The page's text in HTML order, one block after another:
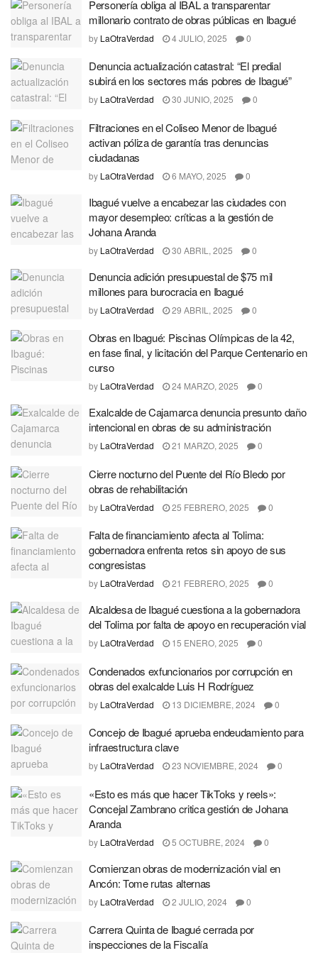
Personería obliga al IBAL a transparentar
millonario contrato de obras públicas en Ibagué
by LaOtraVerdad 4 JULIO, 2025 0
Denuncia actualización catastral: “El predial
subirá en los sectores más pobres de Ibagué”
by LaOtraVerdad 30 JUNIO, 2025 0
Filtraciones en el Coliseo Menor de Ibagué
activan póliza de garantía tras denuncias
ciudadanas
by LaOtraVerdad 6 MAYO, 2025 0
Ibagué vuelve a encabezar las ciudades con
mayor desempleo: críticas a la gestión de
Johana Aranda
by LaOtraVerdad 30 ABRIL, 2025 0
Denuncia adición presupuestal de $75 mil
millones para burocracia en Ibagué
by LaOtraVerdad 29 ABRIL, 2025 0
Obras en Ibagué: Piscinas Olímpicas de la 42,
en fase final, y licitación del Parque Centenario en
curso
by LaOtraVerdad 24 MARZO, 2025 0
Exalcalde de Cajamarca denuncia presunto daño
intencional en obras de su administración
by LaOtraVerdad 21 MARZO, 2025 0
Cierre nocturno del Puente del Río Bledo por
obras de rehabilitación
by LaOtraVerdad 25 FEBRERO, 2025 0
Falta de financiamiento afecta al Tolima:
gobernadora enfrenta retos sin apoyo de sus
congresistas
by LaOtraVerdad 21 FEBRERO, 2025 0
Alcaldesa de Ibagué cuestiona a la gobernadora
del Tolima por falta de apoyo en recuperación vial
by LaOtraVerdad 15 ENERO, 2025 0
Condenados exfuncionarios por corrupción en
obras del exalcalde Luis H Rodríguez
by LaOtraVerdad 13 DICIEMBRE, 2024 0
Concejo de Ibagué aprueba endeudamiento para
infraestructura clave
by LaOtraVerdad 23 NOVIEMBRE, 2024 0
«Esto es más que hacer TikToks y reels»:
Concejal Zambrano critica gestión de Johana
Aranda
by LaOtraVerdad 5 OCTUBRE, 2024 0
Comienzan obras de modernización vial en
Ancón: Tome rutas alternas
by LaOtraVerdad 2 JULIO, 2024 0
Carrera Quinta de Ibagué cerrada por
inspecciones de la Fiscalía